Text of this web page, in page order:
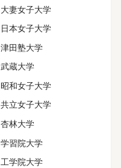
大妻女子大学
日本女子大学
津田塾大学
武蔵大学
昭和女子大学
共立女子大学
杏林大学
学習院大学
工学院大学